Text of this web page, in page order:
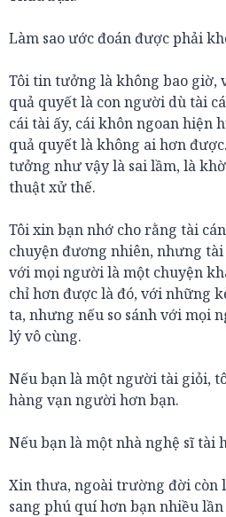
Làm sao ước đoán được phải
Tôi tin tưởng là không bao giờ,
quả quyết là con người dù tài
cái tài ấy, cái khôn ngoan hiện
quả quyết là không ai hơn
tưởng như vậy là sai lầm, là
thuật xử thế.
Tôi xin bạn nhớ cho rằng tài
chuyện đương nhiên, nhưng
với mọi người là một chuyện
chỉ hơn được là đó, với những
ta, nhưng nếu so sánh với mọi
lý vô cùng.
Nếu bạn là một người tài giỏi,
hàng vạn người hơn bạn.
Nếu bạn là một nhà nghệ sĩ tài
Xin thưa, ngoài trường đời còn
sang phú quí hơn bạn nhiều